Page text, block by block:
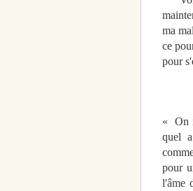
ma
ce
pour
« On
quel
pour
l'âme